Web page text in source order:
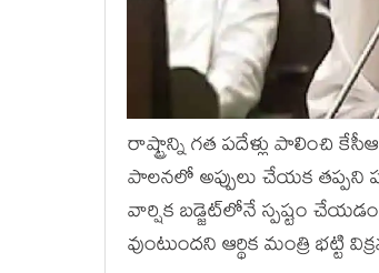
రాష్ట్రాన్ని గ‌త ప‌దేళ్లు పాలించి
పాల‌న‌లో అప్పులు చేయ‌క త‌ప్ప‌ని
వార్షిక బ‌డ్జెట్‌లోనే స్ప‌ష్టం
వుంటుంద‌ని ఆర్థిక మంత్రి భ‌ట్టి